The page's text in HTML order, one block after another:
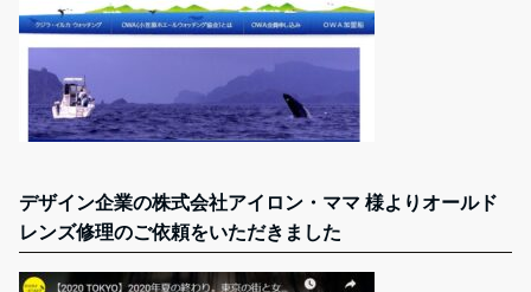
デザイン企業の株式会社アイロン・ママ 様よりオールド
レンズ修理のご依頼をいただきました